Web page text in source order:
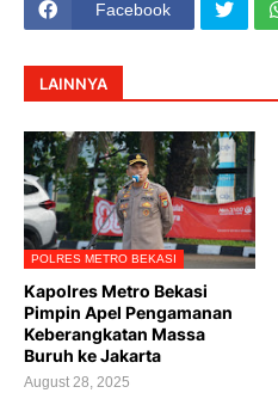
Facebook
LAINNYA
POLRES METRO BEKASI
Kapolres Metro Bekasi
Pimpin Apel Pengamanan
Keberangkatan Massa
Buruh ke Jakarta
August 28, 2025